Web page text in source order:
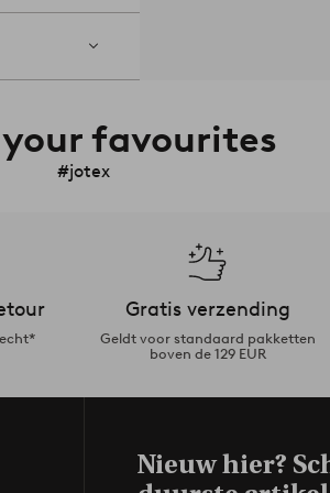
your favourites
#jotex
Gratis verzending
Geldt voor standaard pakketten
boven de 129 EUR
Nieuw hier?